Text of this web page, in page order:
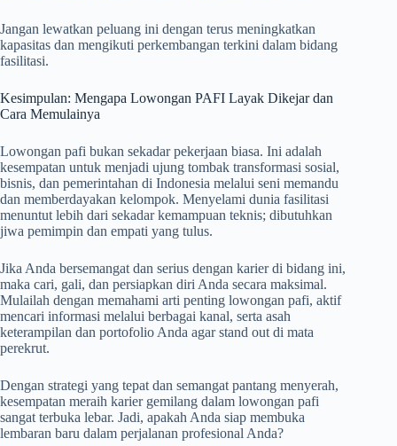
Jangan lewatkan peluang ini dengan terus meningkatkan
kapasitas dan mengikuti perkembangan terkini dalam bidang
fasilitasi.
Kesimpulan: Mengapa Lowongan PAFI Layak Dikejar dan
Cara Memulainya
Lowongan pafi bukan sekadar pekerjaan biasa. Ini adalah
kesempatan untuk menjadi ujung tombak transformasi sosial,
bisnis, dan pemerintahan di Indonesia melalui seni memandu
dan memberdayakan kelompok. Menyelami dunia fasilitasi
menuntut lebih dari sekadar kemampuan teknis; dibutuhkan
jiwa pemimpin dan empati yang tulus.
Jika Anda bersemangat dan serius dengan karier di bidang ini,
maka cari, gali, dan persiapkan diri Anda secara maksimal.
Mulailah dengan memahami arti penting lowongan pafi, aktif
mencari informasi melalui berbagai kanal, serta asah
keterampilan dan portofolio Anda agar stand out di mata
perekrut.
Dengan strategi yang tepat dan semangat pantang menyerah,
kesempatan meraih karier gemilang dalam lowongan pafi
sangat terbuka lebar. Jadi, apakah Anda siap membuka
lembaran baru dalam perjalanan profesional Anda?